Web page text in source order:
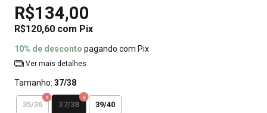
R$134,00
R$120,60 com Pix
10% de desconto pagando com Pix
Ver mais detalhes
Tamanho: 37/38
35/36 37/38 39/40